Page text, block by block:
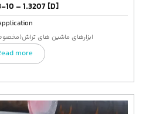
10 – 1.3207 [D]
ابزارهای ماشین های
more